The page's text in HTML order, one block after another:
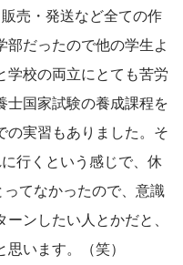
売・発送など全ての作
だったので他の学生よ
学校の両立にとても苦労
士国家試験の養成課程を
の実習もありました。そ
行くという感じで、休
てなかったので、意識
ンしたい人とかだと、
います。（笑）